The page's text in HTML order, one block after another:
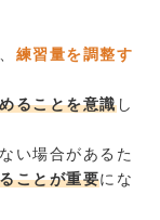
練習量を調整す
ることを意識し
い場合があるた
ことが重要にな